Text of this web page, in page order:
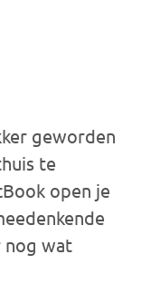
geworden
te
open je
nog wat